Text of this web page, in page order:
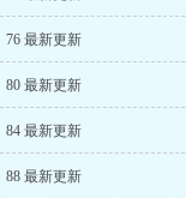
76 最新更新
80 最新更新
84 最新更新
88 最新更新